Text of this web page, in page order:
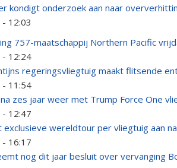
kondigt onderzoek aan naar
12:03
757-maatschappij Northern Pacific
12:24
regeringsvliegtuig maakt flitsende
11:54
zes jaar weer met Trump Force One
12:47
exclusieve wereldtour per vliegtuig aan
16:17
nog dit jaar besluit over vervanging